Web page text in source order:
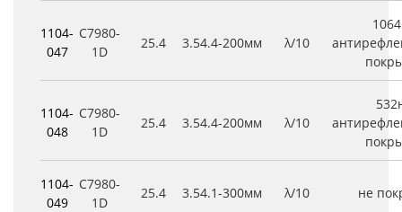
1104-
047
C7980-
1D
25.4 3.54.4-200мм λ/10
1104-
048
C7980-
1D
25.4 3.54.4-200мм λ/10
1104-
049
C7980-
1D
25.4 3.54.1-300мм λ/10 не